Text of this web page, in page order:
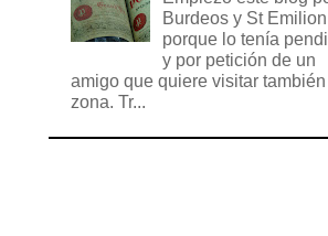
Burdeos y St Emilion
porque lo tenía
y por petición de un
amigo que quiere visitar
zona. Tr...